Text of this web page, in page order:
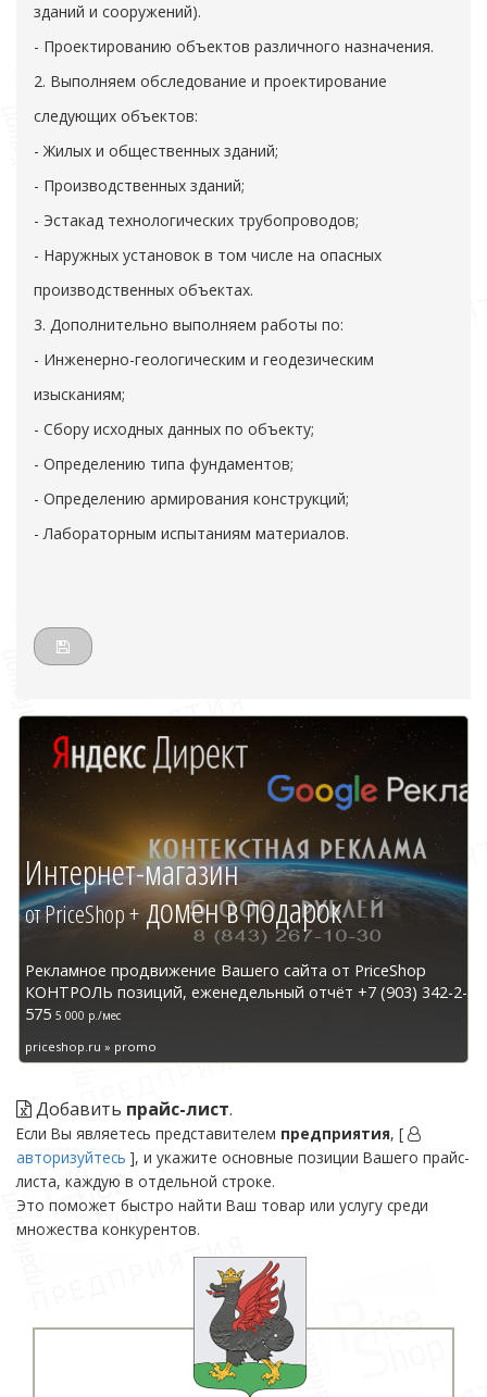
зданий и сооружений).
- Проектированию объектов различного назначения.
2. Выполняем обследование и проектирование
следующих объектов:
- Жилых и общественных зданий;
- Производственных зданий;
- Эстакад технологических трубопроводов;
- Наружных установок в том числе на опасных
производственных объектах.
3. Дополнительно выполняем работы по:
- Инженерно-геологическим и геодезическим
изысканиям;
- Сбору исходных данных по объекту;
- Определению типа фундаментов;
- Определению армирования конструкций;
- Лабораторным испытаниям материалов.
Интернет-магазин
от PriceShop +домен в подарок
Рекламное продвижение Вашего сайта от PriceShop
КОНТРОЛЬ позиций, еженедельный отчёт +7 (903) 342-2-
575 5 000 р./мес
priceshop.ru » promo
Добавить прайс-лист.
Если Вы являетесь представителем предприятия, [
авторизуйтесь ], и укажите основные позиции Вашего прайс-
листа, каждую в отдельной строке.
Это поможет быстро найти Ваш товар или услугу среди
множества конкурентов.